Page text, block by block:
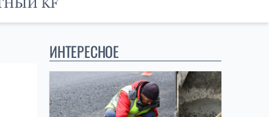
ИНТЕРЕСНОЕ